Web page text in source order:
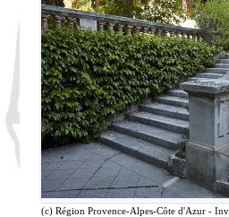
(c) Région Provence-Alpes-Côte d'Azur -